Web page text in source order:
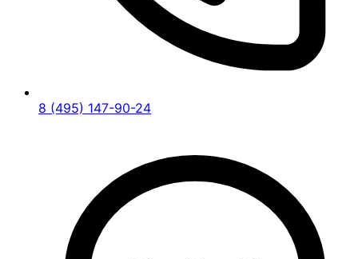
8 (495) 147-90-24